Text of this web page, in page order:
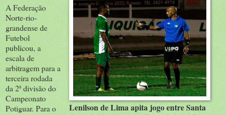
Lenilson de Lima apita jogo entre Santa
A Federação
Norte-rio-
grandense de
Futebol
publicou, a
escala de
arbitragem para a
terceira rodada
da 2ª divisão do
Campeonato
Potiguar. Para o